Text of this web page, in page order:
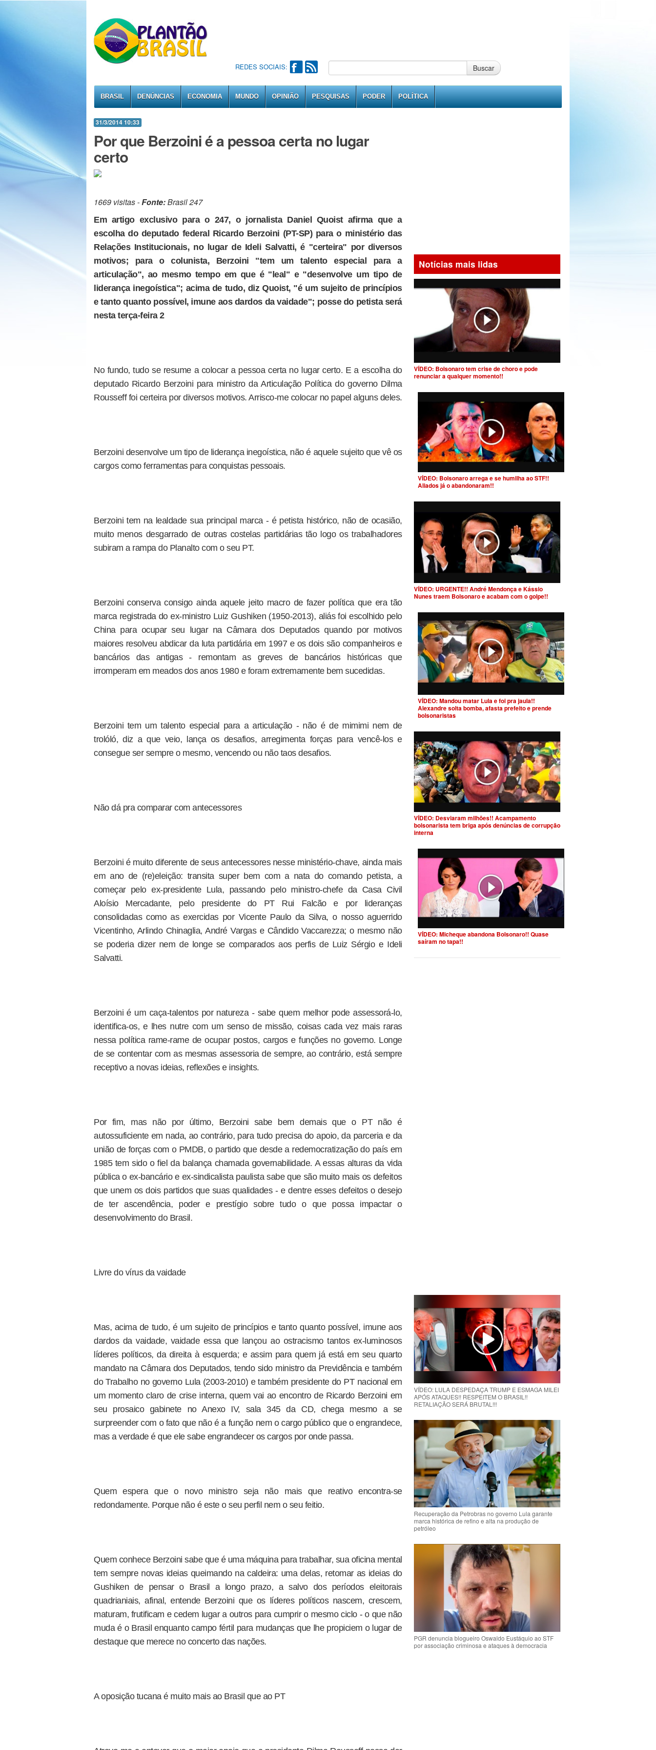
REDES SOCIAIS: Buscar
BRASIL DENÚNCIAS ECONOMIA MUNDO OPINIÃO PESQUISAS PODER POLÍTICA
31/3/2014 10:33
Por que Berzoini é a pessoa certa no lugar
certo
1669 visitas -Fonte:Brasil 247
Em artigo exclusivo para o 247, o jornalista Daniel Quoist afirma que a
escolha do deputado federal Ricardo Berzoini (PT-SP) para o ministério das
Relações Institucionais, no lugar de Ideli Salvatti, é "certeira" por diversos
motivos; para o colunista, Berzoini "tem um talento especial para a
articulação", ao mesmo tempo em que é "leal" e "desenvolve um tipo de
liderança inegoística"; acima de tudo, diz Quoist, "é um sujeito de princípios
e tanto quanto possível, imune aos dardos da vaidade"; posse do petista será
nesta terça-feira 2
No fundo, tudo se resume a colocar a pessoa certa no lugar certo. E a escolha do
deputado Ricardo Berzoini para ministro da Articulação Política do governo Dilma
Rousseff foi certeira por diversos motivos. Arrisco-me colocar no papel alguns deles.
Berzoini desenvolve um tipo de liderança inegoística, não é aquele sujeito que vê os
cargos como ferramentas para conquistas pessoais.
Berzoini tem na lealdade sua principal marca - é petista histórico, não de ocasião,
muito menos desgarrado de outras costelas partidárias tão logo os trabalhadores
subiram a rampa do Planalto com o seu PT.
Berzoini conserva consigo ainda aquele jeito macro de fazer política que era tão
marca registrada do ex-ministro Luiz Gushiken (1950-2013), aliás foi escolhido pelo
China para ocupar seu lugar na Câmara dos Deputados quando por motivos
maiores resolveu abdicar da luta partidária em 1997 e os dois são companheiros e
bancários das antigas - remontam as greves de bancários históricas que
irromperam em meados dos anos 1980 e foram extremamente bem sucedidas.
Berzoini tem um talento especial para a articulação - não é de mimimi nem de
trolóló, diz a que veio, lança os desafios, arregimenta forças para vencê-los e
consegue ser sempre o mesmo, vencendo ou não taos desafios.
Não dá pra comparar com antecessores
Berzoini é muito diferente de seus antecessores nesse ministério-chave, ainda mais
em ano de (re)eleição: transita super bem com a nata do comando petista, a
começar pelo ex-presidente Lula, passando pelo ministro-chefe da Casa Civil
Aloísio Mercadante, pelo presidente do PT Rui Falcão e por lideranças
consolidadas como as exercidas por Vicente Paulo da Silva, o nosso aguerrido
Vicentinho, Arlindo Chinaglia, André Vargas e Cândido Vaccarezza; o mesmo não
se poderia dizer nem de longe se comparados aos perfis de Luiz Sérgio e Ideli
Salvatti.
Berzoini é um caça-talentos por natureza - sabe quem melhor pode assessorá-lo,
identifica-os, e lhes nutre com um senso de missão, coisas cada vez mais raras
nessa política rame-rame de ocupar postos, cargos e funções no governo. Longe
de se contentar com as mesmas assessoria de sempre, ao contrário, está sempre
receptivo a novas ideias, reflexões e insights.
Por fim, mas não por último, Berzoini sabe bem demais que o PT não é
autossuficiente em nada, ao contrário, para tudo precisa do apoio, da parceria e da
união de forças com o PMDB, o partido que desde a redemocratização do país em
1985 tem sido o fiel da balança chamada governabilidade. A essas alturas da vida
pública o ex-bancário e ex-sindicalista paulista sabe que são muito mais os defeitos
que unem os dois partidos que suas qualidades - e dentre esses defeitos o desejo
de ter ascendência, poder e prestígio sobre tudo o que possa impactar o
desenvolvimento do Brasil.
Livre do vírus da vaidade
Mas, acima de tudo, é um sujeito de princípios e tanto quanto possível, imune aos
dardos da vaidade, vaidade essa que lançou ao ostracismo tantos ex-luminosos
líderes políticos, da direita à esquerda; e assim para quem já está em seu quarto
mandato na Câmara dos Deputados, tendo sido ministro da Previdência e também
do Trabalho no governo Lula (2003-2010) e também presidente do PT nacional em
um momento claro de crise interna, quem vai ao encontro de Ricardo Berzoini em
seu prosaico gabinete no Anexo IV, sala 345 da CD, chega mesmo a se
surpreender com o fato que não é a função nem o cargo público que o engrandece,
mas a verdade é que ele sabe engrandecer os cargos por onde passa.
Quem espera que o novo ministro seja não mais que reativo encontra-se
redondamente. Porque não é este o seu perfil nem o seu feitio.
Quem conhece Berzoini sabe que é uma máquina para trabalhar, sua oficina mental
tem sempre novas ideias queimando na caldeira: uma delas, retomar as ideias do
Gushiken de pensar o Brasil a longo prazo, a salvo dos períodos eleitorais
quadrianiais, afinal, entende Berzoini que os líderes políticos nascem, crescem,
maturam, frutificam e cedem lugar a outros para cumprir o mesmo ciclo - o que não
muda é o Brasil enquanto campo fértil para mudanças que lhe propiciem o lugar de
destaque que merece no concerto das nações.
A oposição tucana é muito mais ao Brasil que ao PT
Notícias mais lidas
VÍDEO: Bolsonaro tem crise de choro e pode
renunciar a qualquer momento!!
VÍDEO: Bolsonaro arrega e se humilha ao STF!!
Aliados já o abandonaram!!
VÍDEO: URGENTE!! André Mendonça e Kássio
Nunes traem Bolsonaro e acabam com o golpe!!
VÍDEO: Mandou matar Lula e foi pra jaula!!
Alexandre solta bomba, afasta prefeito e prende
bolsonaristas
VÍDEO: Desviaram milhões!! Acampamento
bolsonarista tem briga após denúncias de corrupção
interna
VÍDEO: Micheque abandona Bolsonaro!! Quase
saíram no tapa!!
VÍDEO: LULA DESPEDAÇA TRUMP E ESMAGA MILEI
APÓS ATAQUES!! RESPEITEM O BRASIL!!
RETALIAÇÃO SERÁ BRUTAL!!!
Recuperação da Petrobras no governo Lula garante
marca histórica de refino e alta na produção de
petróleo
PGR denuncia blogueiro Oswaldo Eustáquio ao STF
por associação criminosa e ataques à democracia